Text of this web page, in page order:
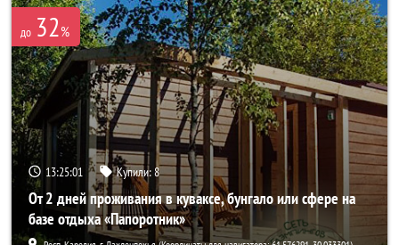
до 32%
13:25:01 Купили:8
От 2 дней проживания в куваксе, бунгало или сфере на
базе отдыха «Папоротник»